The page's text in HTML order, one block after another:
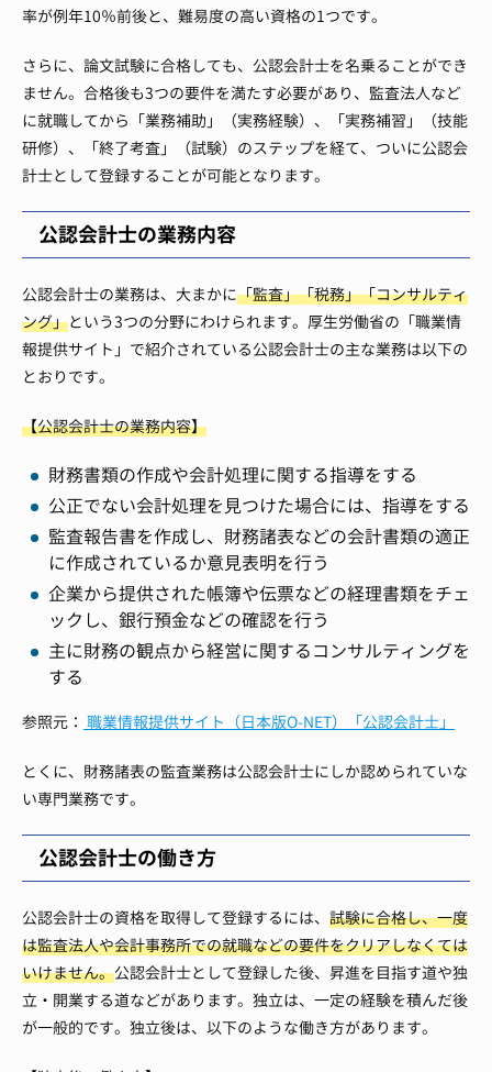
率が例年10％前後と、難易度の高い資格の1つです。
さらに、論文試験に合格しても、公認会計士を名乗ることができ
ません。合格後も3つの要件を満たす必要があり、監査法人など
に就職してから「業務補助」（実務経験）、「実務補習」（技能
研修）、「終了考査」（試験）のステップを経て、ついに公認会
計士として登録することが可能となります。
公認会計士の業務内容
公認会計士の業務は、大まかに「監査」「税務」「コンサルティ
ング」という3つの分野にわけられます。厚生労働省の「職業情
報提供サイト」で紹介されている公認会計士の主な業務は以下の
とおりです。
【公認会計士の業務内容】
財務書類の作成や会計処理に関する指導をする
公正でない会計処理を見つけた場合には、指導をする
監査報告書を作成し、財務諸表などの会計書類の適正
に作成されているか意見表明を行う
企業から提供された帳簿や伝票などの経理書類をチェ
ックし、銀行預金などの確認を行う
主に財務の観点から経営に関するコンサルティングを
する
参照元： 職業情報提供サイト（日本版O-NET）「公認会計士」
とくに、財務諸表の監査業務は公認会計士にしか認められていな
い専門業務です。
公認会計士の働き方
公認会計士の資格を取得して登録するには、 試験に合格し、一度
は監査法人や会計事務所での就職などの要件をクリアしなくては
いけません。公認会計士として登録した後、昇進を目指す道や独
立・開業する道などがあります。独立は、一定の経験を積んだ後
が一般的です。独立後は、以下のような働き方があります。